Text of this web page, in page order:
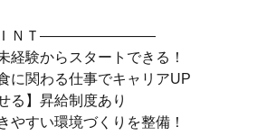
ＮＴ――――――――
経験からスタートできる！
に関わる仕事でキャリアUP
る】昇給制度あり
やすい環境づくりを整備！